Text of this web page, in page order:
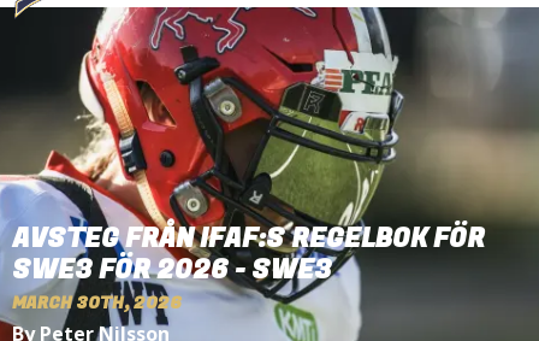
AVSTEG FRÅN IFAF:S REGELBOK FÖR
SWE3 FÖR 2026 - SWE3
MARCH 30TH, 2026
By Peter Nilsson